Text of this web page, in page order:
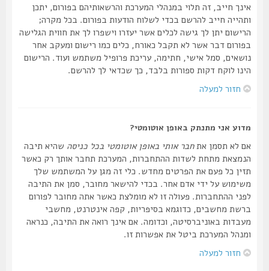
אינך חייב, זה תלוי במנהלי המערכת והרשאותיהם בפורום, יתכן
ותהייה חייב להרשם בכדי לשלוח הודעות בפורום. בכל מקרה;
הרישום יתן לך גישה לכלים אשר יעזרו וישפרו לך את חווית הגלישה
בפורום דבר אשר לא תקבל כאורח, כלים כמו רישום ומעקב אחר
נושאים, סמל אישי, חתימה, עריכת פרופיל משתמש ועוד. הרישום
הינו לוקח דקות ספורות בלבד, כך שכדאי לך להרשם.
חזור למעלה
מדוע אני מתנתק באופן אוטומטי?
אם לא תסמן אתחבר אותי באופן אוטומטי בכל כניסהשהיא תיבה
הנמצאת מתחת לשדות ההתחברות, המערכת תחבר אותך רק כאשר
תזין כל פעם את הפרטים מחדש. כלי זה מגן על המשתמש שלך
משימוש על ידי אדם אחר. בכדי להישאר מחובר, סמן את התיבה
לפני ההתחברות. פעולה זו לא מומלצת כאשר אתה מחובר לפורום
ברשת מחשבים, כדוגמא בסיפריות, קפה אינטרנט, מחשבי
מעבדות באוניברסיטה, וכדומה. אם אינך רואה את התיבה, כנראה
ומנהל המערכת ביטל את אפשרות זו.
חזור למעלה